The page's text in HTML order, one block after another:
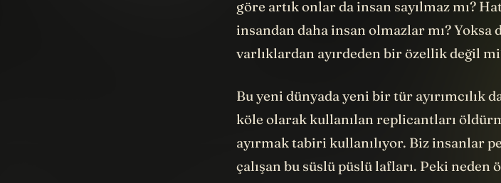
göre artık onlar da insan sayılmaz mı?
insandan daha insan olmazlar mı? Yoksa
varlıklardan ayırdeden bir özellik değil
Bu yeni dünyada yeni bir tür ayırımcılık
köle olarak kullanılan replicantları
ayırmak tabiri kullanılıyor. Biz insanlar
çalışan bu süslü püslü lafları. Peki